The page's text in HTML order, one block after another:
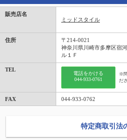
販売店名
ミッドスタイル
住所
〒214-0021
神奈川県川崎市多摩区宿
ル１Ｆ
TEL
電話をかける
044-933-0761
※
だ
FAX 044-933-0762
特定商取引法